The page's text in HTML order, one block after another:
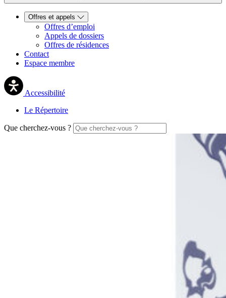
Offres et appels
Offres d’emploi
Appels de dossiers
Offres de résidences
Contact
Espace membre
Accessibilité
Le Répertoire
Que cherchez-vous ?